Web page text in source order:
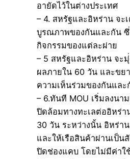
อายัดไว้ในต่างประเทศ
– 4. สหรัฐและอิหร่าน จะ
บูรณภาพของกันและกัน ซึ่
กิจกรรมของแต่ละผ่าย
– 5 สหรัฐและอิหร่าน จะ
ผลภายใน 60 วัน และขย
ความเห็นร่วมของกันและ
– 6.ทันที MOU เริ่มลงนา
ปิดล้อมทางทะเลต่ออิหร่
30 วัน ระหว่างนั้น อิหร่า
และให้เรือสินค้าผ่านเป็น
ปิดช่องแคบ โดยไม่มีค่าใ